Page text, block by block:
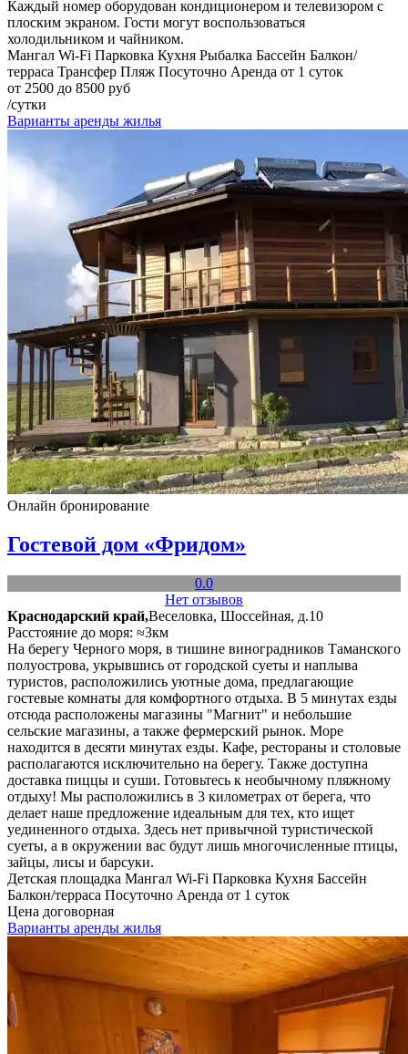
Каждый номер оборудован кондиционером и телевизором с
плоским экраном. Гости могут воспользоваться
холодильником и чайником.
Мангал Wi-Fi Парковка Кухня Рыбалка Бассейн Балкон/
терраса Трансфер Пляж Посуточно Аренда от 1 суток
от 2500 до 8500 руб
/сутки
Варианты аренды жилья
Онлайн бронирование
Гостевой дом «Фридом»
0.0
Нет отзывов
Краснодарский край,Веселовка, Шоссейная, д.10
Расстояние до моря: ≈3км
На берегу Черного моря, в тишине виноградников Таманского
полуострова, укрывшись от городской суеты и наплыва
туристов, расположились уютные дома, предлагающие
гостевые комнаты для комфортного отдыха. В 5 минутах езды
отсюда расположены магазины "Магнит" и небольшие
сельские магазины, а также фермерский рынок. Море
находится в десяти минутах езды. Кафе, рестораны и столовые
располагаются исключительно на берегу. Также доступна
доставка пиццы и суши. Готовьтесь к необычному пляжному
отдыху! Мы расположились в 3 километрах от берега, что
делает наше предложение идеальным для тех, кто ищет
уединенного отдыха. Здесь нет привычной туристической
суеты, а в окружении вас будут лишь многочисленные птицы,
зайцы, лисы и барсуки.
Детская площадка Мангал Wi-Fi Парковка Кухня Бассейн
Балкон/терраса Посуточно Аренда от 1 суток
Цена договорная
Варианты аренды жилья